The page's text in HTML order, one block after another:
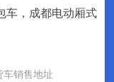
车，成都电动厢式
销售地址